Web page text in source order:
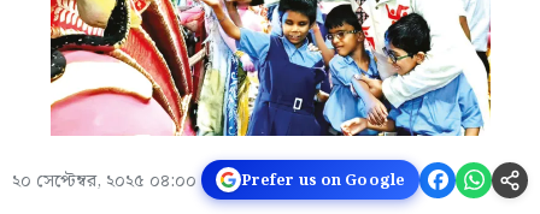
২০ সেপ্টেম্বর, ২০২৫ ০৪:০০ Prefer us on Google